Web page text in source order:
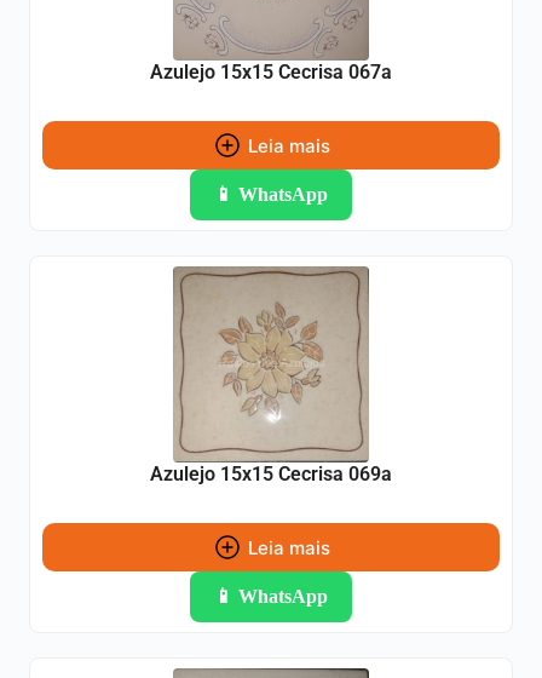
Azulejo 15x15 Cecrisa 067a
Leia mais
📱 WhatsApp
Azulejo 15x15 Cecrisa 069a
Leia mais
📱 WhatsApp